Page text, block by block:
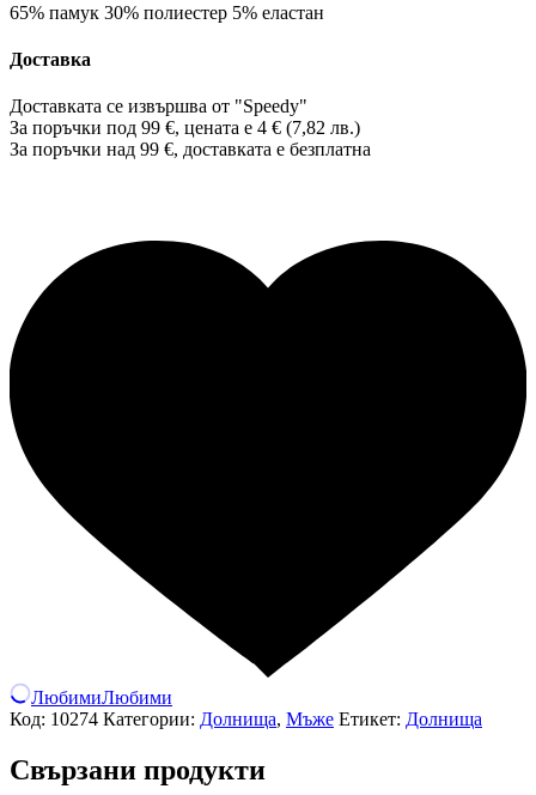
65% памук 30% полиестер 5% еластан
Доставка
Доставката се извършва от "Speedy"
За поръчки под 99 €, цената е 4 € (7,82 лв.)
За поръчки над 99 €, доставката е безплатна
ЛюбимиЛюбими
Код: 10274 Категории: Долнища, Мъже Етикет: Долнища
Свързани продукти